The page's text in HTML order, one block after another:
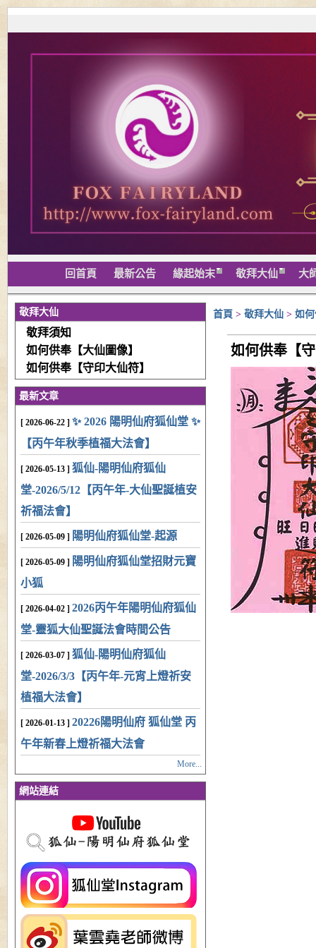
回首頁 最新公告 緣起始末 敬拜大仙 大
敬拜大仙
敬拜須知
如何供奉【大仙圖像】
如何供奉【守印大仙符】
最新文章
[ 2026-06-22 ] ✨ 2026 陽明仙府狐仙堂 ✨
【丙午年秋季植福大法會】
[ 2026-05-13 ] 狐仙-陽明仙府狐仙
堂-2026/5/12【丙午年-大仙聖誕植安
祈福法會】
[ 2026-05-09 ] 陽明仙府狐仙堂-起源
[ 2026-05-09 ] 陽明仙府狐仙堂招財元寶
小狐
[ 2026-04-02 ] 2026丙午年陽明仙府狐仙
堂-靈狐大仙聖誕法會時間公告
[ 2026-03-07 ] 狐仙-陽明仙府狐仙
堂-2026/3/3【丙午年-元宵上燈祈安
植福大法會】
[ 2026-01-13 ] 20226陽明仙府 狐仙堂 丙
午年新春上燈祈福大法會
More...
網站連結
首頁 > 敬拜大仙 > 如
如何供奉【